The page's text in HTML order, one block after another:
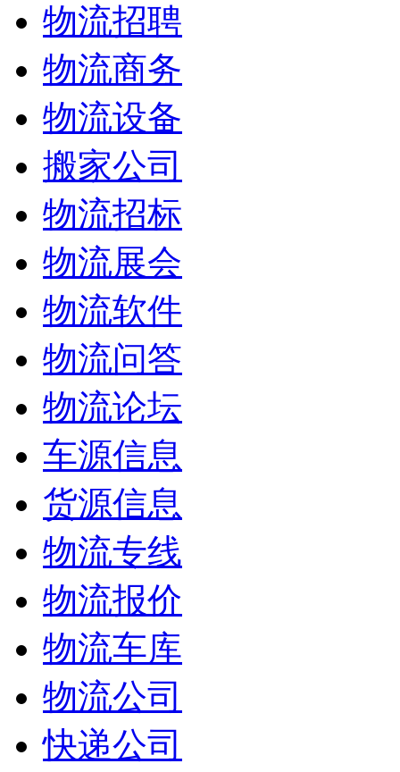
物流招聘
物流商务
物流设备
搬家公司
物流招标
物流展会
物流软件
物流问答
物流论坛
车源信息
货源信息
物流专线
物流报价
物流车库
物流公司
快递公司